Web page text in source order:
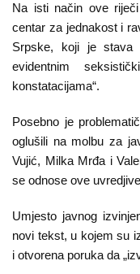
Kampanje
Dokumenti
Javni
pozivi
English
Kontakt
Na isti način ove
centar za jednakost i
Srpske, koji je
evidentnim
konstatacijama“.
Posebno je
oglušili na molbu za
Vujić, Milka Mrđa i
se odnose ove
Umjesto javnog
novi tekst, u kojem su
i otvorena poruka da